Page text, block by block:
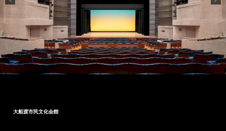
大船渡市民文化会館